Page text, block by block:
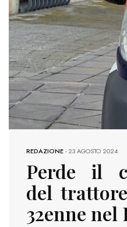
REDAZIONE-23 AGOSTO 2024
Perde il
del
32enne nel